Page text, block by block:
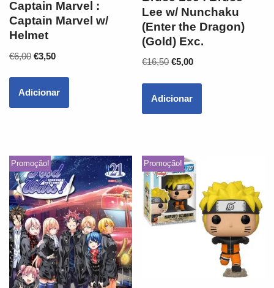
Captain Marvel :
Captain Marvel w/
Helmet
€6,00 €3,50
Adicionar
Lee w/ Nunchaku
(Enter the Dragon)
(Gold) Exc.
€16,50 €5,00
Adicionar
Promoção! Promoção!